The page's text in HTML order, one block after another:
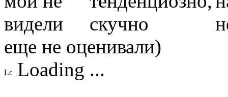
еще не оценивали)
Loading ...